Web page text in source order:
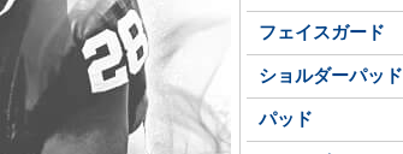
フェイスガード
ショルダーパッド
パッド